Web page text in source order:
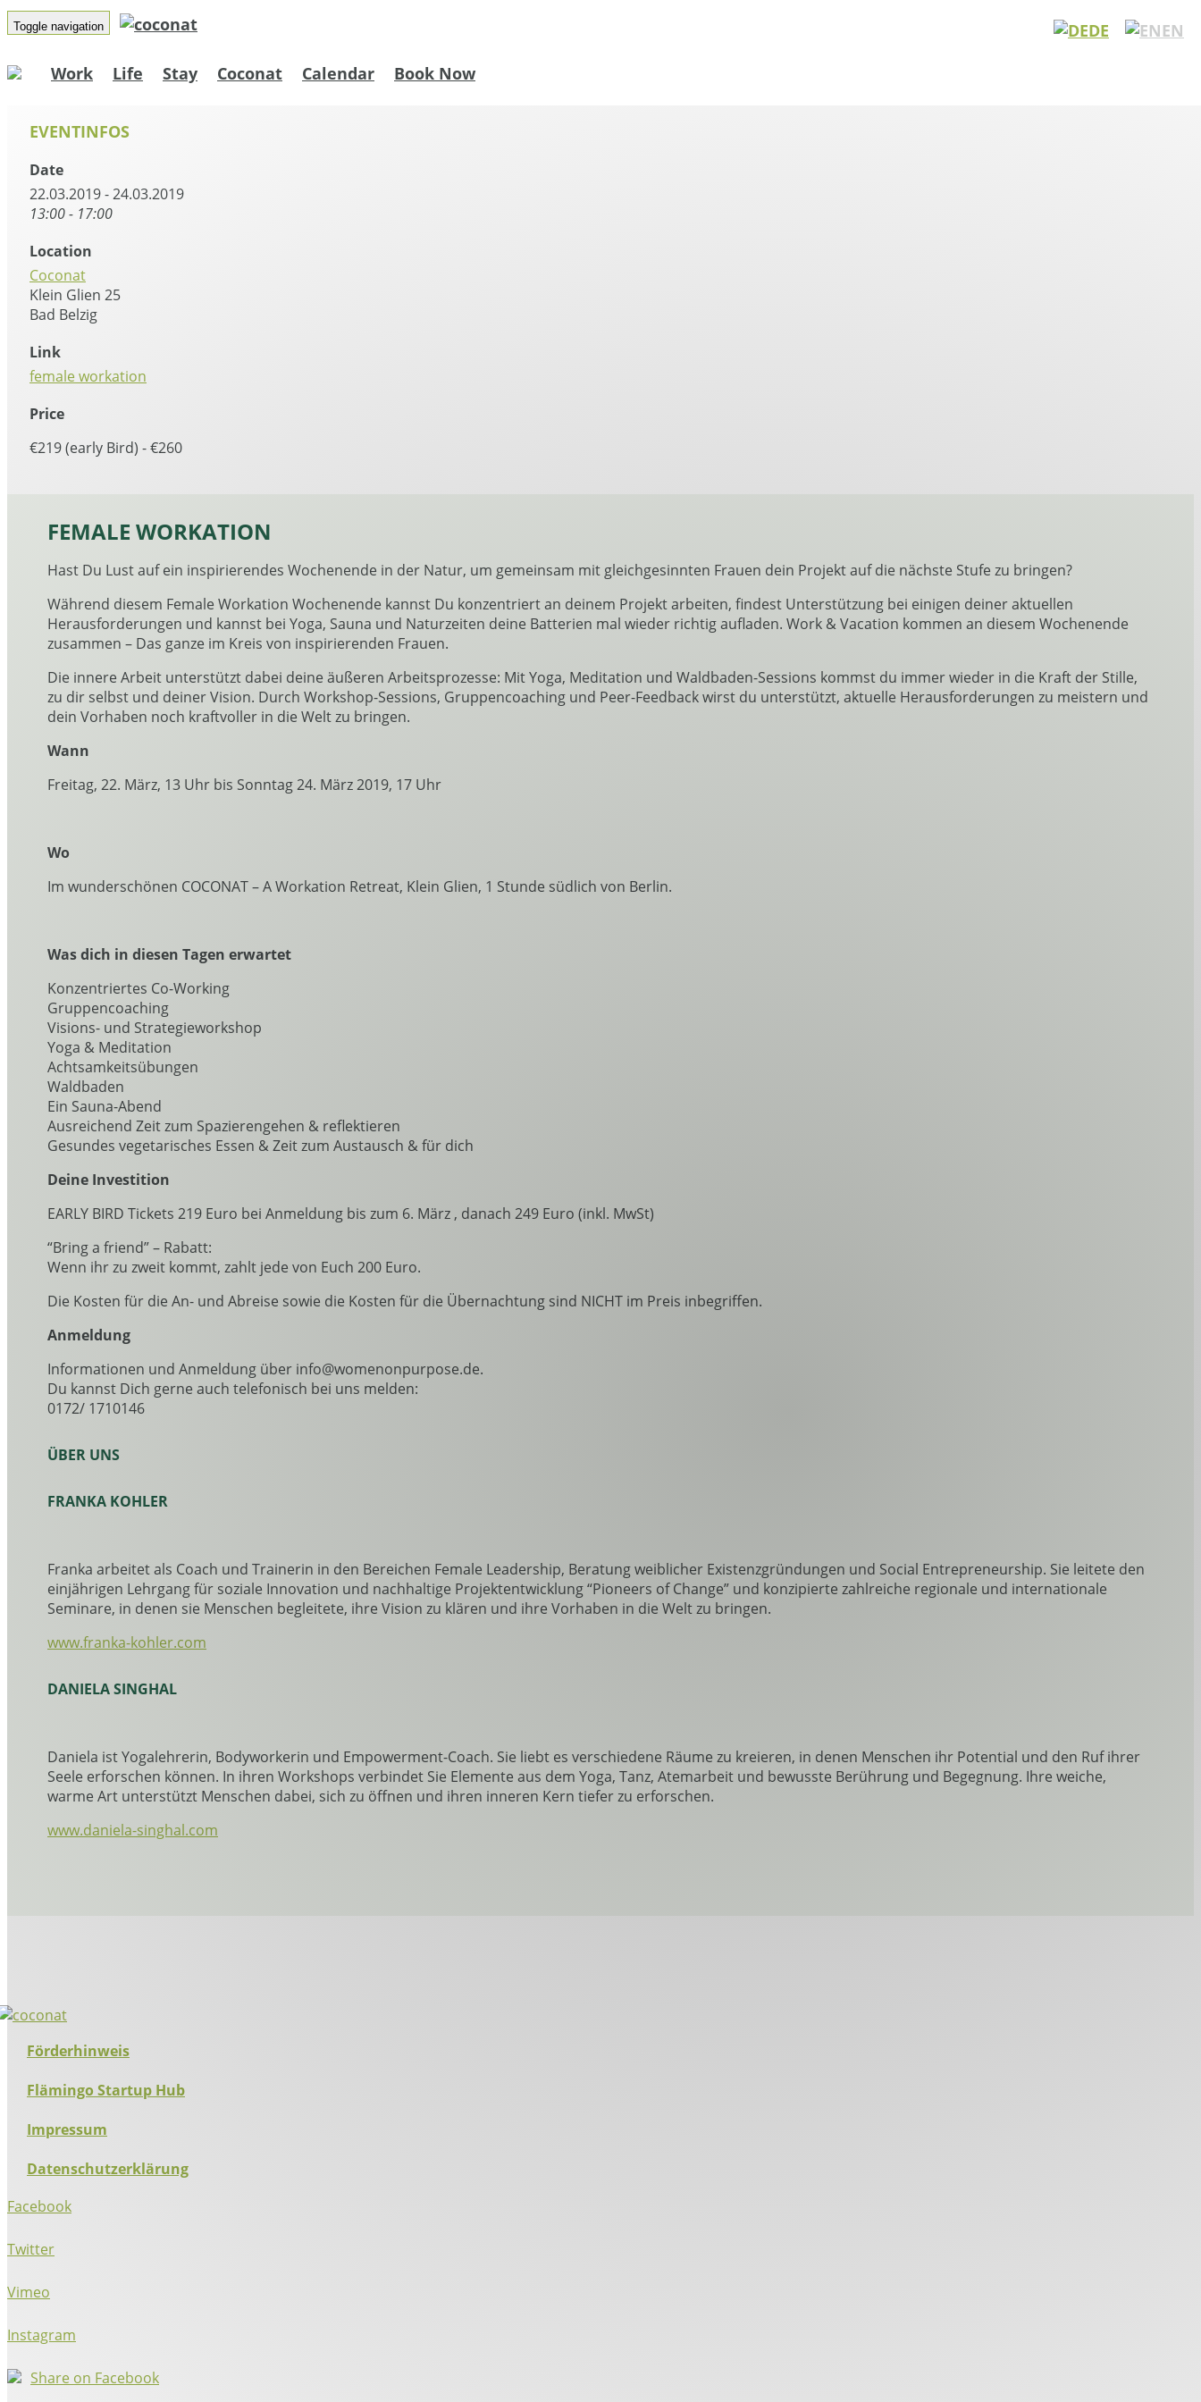
Toggle navigation
Work Life Stay Coconat Calendar Book Now
DE EN
EVENTINFOS
Date
22.03.2019 - 24.03.2019
13:00 - 17:00
Location
Coconat
Klein Glien 25
Bad Belzig
Link
female workation
Price
€219 (early Bird) - €260
FEMALE WORKATION
Hast Du Lust auf ein inspirierendes Wochenende in der Natur, um gemeinsam mit gleichgesinnten Frauen dein Projekt auf die nächste Stufe zu bringen?
Während diesem Female Workation Wochenende kannst Du konzentriert an deinem Projekt arbeiten, findest Unterstützung bei einigen deiner aktuellen
Herausforderungen und kannst bei Yoga, Sauna und Naturzeiten deine Batterien mal wieder richtig aufladen. Work & Vacation kommen an diesem Wochenende
zusammen – Das ganze im Kreis von inspirierenden Frauen.
Die innere Arbeit unterstützt dabei deine äußeren Arbeitsprozesse: Mit Yoga, Meditation und Waldbaden-Sessions kommst du immer wieder in die Kraft der Stille,
zu dir selbst und deiner Vision. Durch Workshop-Sessions, Gruppencoaching und Peer-Feedback wirst du unterstützt, aktuelle Herausforderungen zu meistern und
dein Vorhaben noch kraftvoller in die Welt zu bringen.
Wann
Freitag, 22. März, 13 Uhr bis Sonntag 24. März 2019, 17 Uhr
Wo
Im wunderschönen COCONAT – A Workation Retreat, Klein Glien, 1 Stunde südlich von Berlin.
Was dich in diesen Tagen erwartet
Konzentriertes Co-Working
Gruppencoaching
Visions- und Strategieworkshop
Yoga & Meditation
Achtsamkeitsübungen
Waldbaden
Ein Sauna-Abend
Ausreichend Zeit zum Spazierengehen & reflektieren
Gesundes vegetarisches Essen & Zeit zum Austausch & für dich
Deine Investition
EARLY BIRD Tickets 219 Euro bei Anmeldung bis zum 6. März , danach 249 Euro (inkl. MwSt)
“Bring a friend” – Rabatt:
Wenn ihr zu zweit kommt, zahlt jede von Euch 200 Euro.
Die Kosten für die An- und Abreise sowie die Kosten für die Übernachtung sind NICHT im Preis inbegriffen.
Anmeldung
Informationen und Anmeldung über info@womenonpurpose.de.
Du kannst Dich gerne auch telefonisch bei uns melden:
0172/ 1710146
ÜBER UNS
FRANKA KOHLER
Franka arbeitet als Coach und Trainerin in den Bereichen Female Leadership, Beratung weiblicher Existenzgründungen und Social Entrepreneurship. Sie leitete den
einjährigen Lehrgang für soziale Innovation und nachhaltige Projektentwicklung “Pioneers of Change” und konzipierte zahlreiche regionale und internationale
Seminare, in denen sie Menschen begleitete, ihre Vision zu klären und ihre Vorhaben in die Welt zu bringen.
www.franka-kohler.com
DANIELA SINGHAL
Daniela ist Yogalehrerin, Bodyworkerin und Empowerment-Coach. Sie liebt es verschiedene Räume zu kreieren, in denen Menschen ihr Potential und den Ruf ihrer
Seele erforschen können. In ihren Workshops verbindet Sie Elemente aus dem Yoga, Tanz, Atemarbeit und bewusste Berührung und Begegnung. Ihre weiche,
warme Art unterstützt Menschen dabei, sich zu öffnen und ihren inneren Kern tiefer zu erforschen.
www.daniela-singhal.com
Förderhinweis
Flämingo Startup Hub
Impressum
Datenschutzerklärung
Facebook
Twitter
Vimeo
Instagram
Share on Facebook